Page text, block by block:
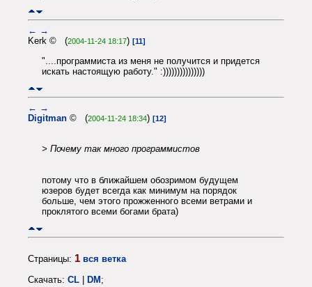
← →
Kerk © (2004-11-24 18:17) [11]
"....программиста из меня не получится и придется
искать настоящую работу." :)))))))))))))))
← →
Digitman © (2004-11-24 18:34) [12]
> Почему так много программистов
потому что в ближайшем обозримом будущем
юзеров будет всегда как минимум на порядок
больше, чем этого прожженного всеми ветрами и
проклятого всеми богами брата)
Страницы: 1 вся ветка
Скачать: CL DM ;